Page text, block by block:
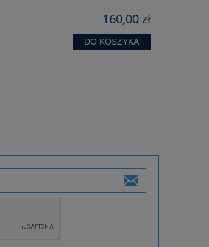
160,00 zł
DO KOSZYKA